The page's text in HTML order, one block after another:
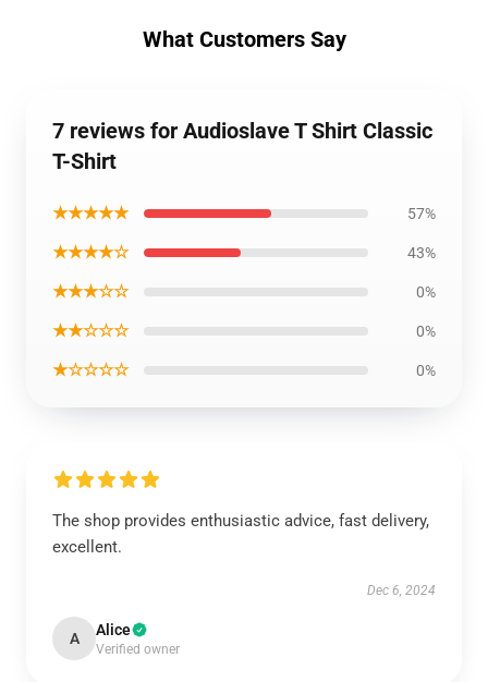
What Customers Say
7 reviews for Audioslave T Shirt Classic
T-Shirt
★★★★★ 57%
★★★★☆ 43%
★★★☆☆ 0%
★★☆☆☆ 0%
★☆☆☆☆ 0%
The shop provides enthusiastic advice, fast delivery,
excellent.
Dec 6, 2024
A Alice
Verified owner